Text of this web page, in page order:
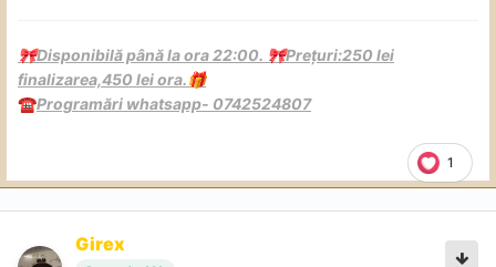
1
🎀Disponibilă până la ora 22:00. 🎀Prețuri:250 lei
finalizarea,450 lei ora.🎁
☎️Programări whatsapp- 0742524807
Girex